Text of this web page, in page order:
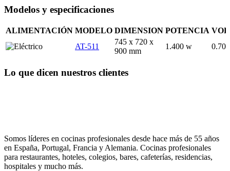
Modelos y especificaciones
ALIMENTACIÓN MODELO DIMENSION POTENCIA
AT-511
745 x 720 x
900 mm
1.400 w 0.70
Lo que dicen nuestros clientes
Somos líderes en cocinas profesionales desde hace más de 55 años
en España, Portugal, Francia y Alemania. Cocinas profesionales
para restaurantes, hoteles, colegios, bares, cafeterías, residencias,
hospitales y mucho más.